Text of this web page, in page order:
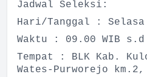
Jadwal Seleksi:
Hari/Tanggal :
Waktu : 09.00 WIB
Tempat : BLK Kab.
Wates-Purworejo km.2,